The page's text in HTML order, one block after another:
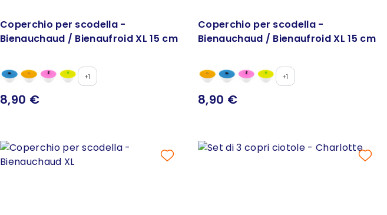
Coperchio per scodella -
Bienauchaud / Bienaufroid XL 15 cm
+1
8,90 €
Coperchio per scodella -
Bienauchaud / Bienaufroid XL 15 cm
+1
8,90 €